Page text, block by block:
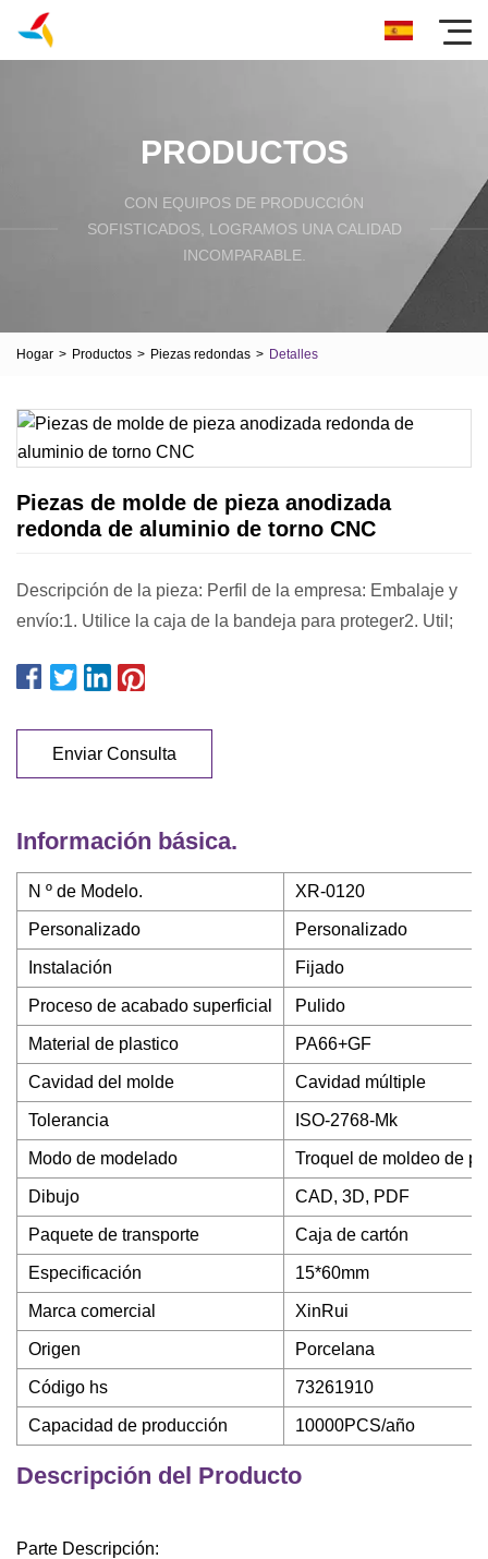
PRODUCTOS
CON EQUIPOS DE PRODUCCIÓN
SOFISTICADOS, LOGRAMOS UNA CALIDAD
INCOMPARABLE.
Hogar > Productos > Piezas redondas > Detalles
Piezas de molde de pieza anodizada
redonda de aluminio de torno CNC
Descripción de la pieza: Perfil de la empresa: Embalaje y
envío:1. Utilice la caja de la bandeja para proteger2. Util;
Enviar Consulta
Información básica.
N º de Modelo. XR-0120
Personalizado Personalizado
Instalación Fijado
Proceso de acabado superficial Pulido
Material de plastico PA66+GF
Cavidad del molde Cavidad múltiple
Tolerancia ISO-2768-Mk
Modo de modelado Troquel de moldeo de
Dibujo CAD, 3D, PDF
Paquete de transporte Caja de cartón
Especificación 15*60mm
Marca comercial XinRui
Origen Porcelana
Código hs 73261910
Capacidad de producción 10000PCS/año
Descripción del Producto
Parte Descripción: